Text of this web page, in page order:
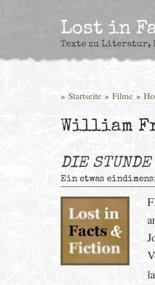
Lost in
Texte zu Literatur,
» Startseite » Filme »
William
DIE
Ein etwas